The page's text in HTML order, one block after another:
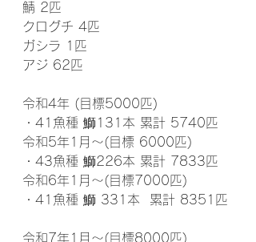
鯖 2匹
クログチ 4匹
ガシラ 1匹
アジ 62匹
令和4年 (目標5000匹)
・41魚種 鰤131本 累計 5740匹
令和5年1月～(目標 6000匹)
・43魚種 鰤226本 累計 7833匹
令和6年1月～(目標7000匹)
・41魚種 鰤 331本  累計 8351匹
令和7年1月～(目標8000匹)